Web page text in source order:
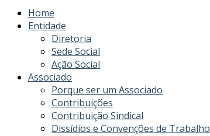
Home
Entidade
Diretoria
Sede Social
Ação Social
Associado
Porque ser um Associado
Contribuições
Contribuição Sindical
Dissídios e Convenções de Trabalho